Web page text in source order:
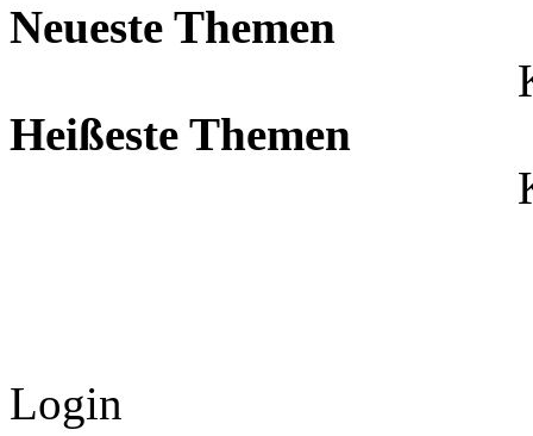
Neueste Themen
Heißeste Themen
Login